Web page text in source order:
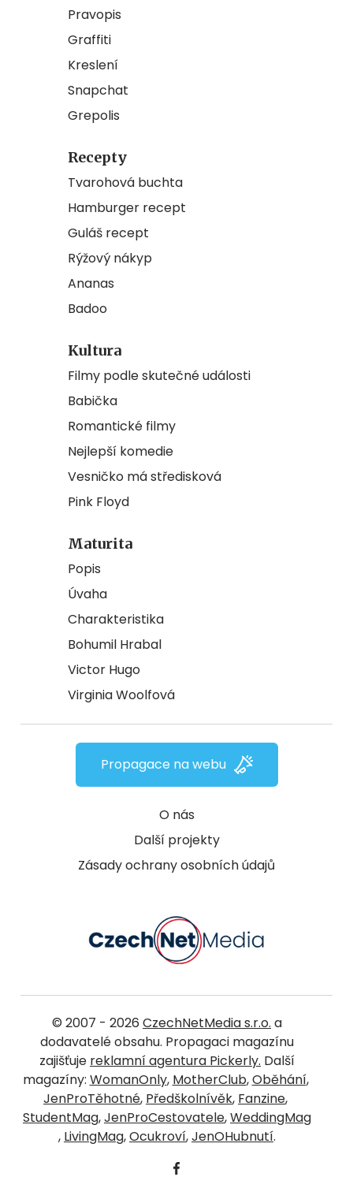
Pravopis
Graffiti
Kreslení
Snapchat
Grepolis
Recepty
Tvarohová buchta
Hamburger recept
Guláš recept
Rýžový nákyp
Ananas
Badoo
Kultura
Filmy podle skutečné události
Babička
Romantické filmy
Nejlepší komedie
Vesničko má středisková
Pink Floyd
Maturita
Popis
Úvaha
Charakteristika
Bohumil Hrabal
Victor Hugo
Virginia Woolfová
O nás
Další projekty
Zásady ochrany osobních údajů
Propagace na webu
© 2007 - 2026 CzechNetMedia s.r.o. a
dodavatelé obsahu. Propagaci magazínu
zajišťuje reklamní agentura Pickerly. Další
magazíny: WomanOnly, MotherClub,Oběhání,
JenProTěhotné, Předškolnívěk, Fanzine,
StudentMag,JenProCestovatele,WeddingMag
, LivingMag,Ocukroví,JenOHubnutí.